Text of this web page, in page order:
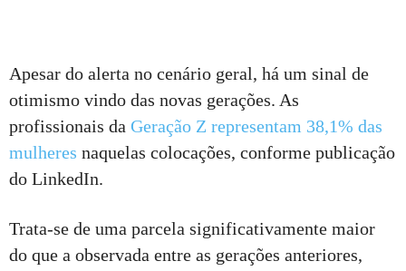
Apesar do alerta no cenário geral, há um sinal de
otimismo vindo das novas gerações. As
profissionais da Geração Z representam 38,1% das
mulheres naquelas colocações, conforme publicação
do LinkedIn.
Trata-se de uma parcela significativamente maior
do que a observada entre as gerações anteriores,